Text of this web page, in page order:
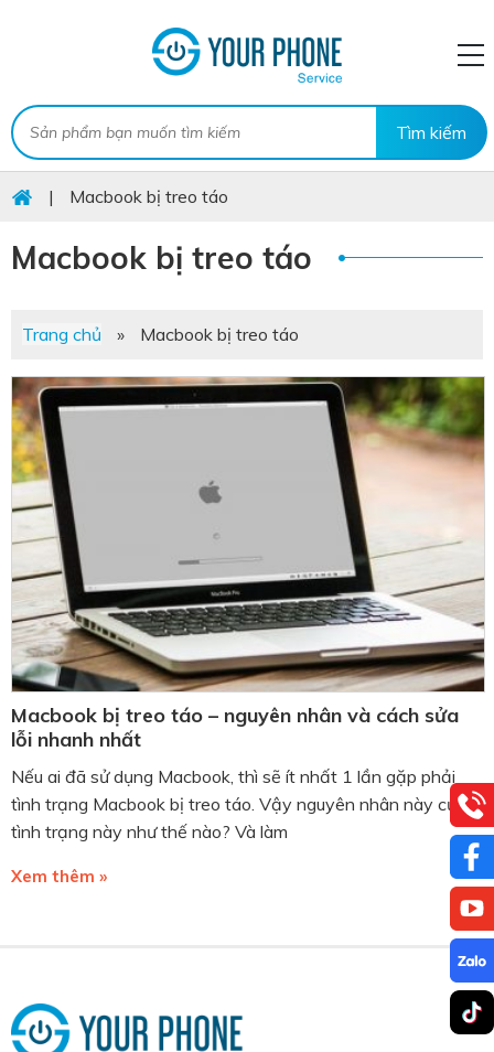
| Macbook bị treo táo
Macbook bị treo táo
Trang chủ » Macbook bị treo táo
Macbook bị treo táo – nguyên nhân và cách sửa
lỗi nhanh nhất
Nếu ai đã sử dụng Macbook, thì sẽ ít nhất 1 lần gặp phải
tình trạng Macbook bị treo táo. Vậy nguyên nhân này của
tình trạng này như thế nào? Và làm
Xem thêm »